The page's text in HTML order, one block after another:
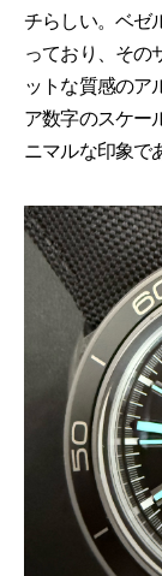
チらしい。ベゼ
っており、その
ットな質感のア
ア数字のスケー
ニマルな印象で